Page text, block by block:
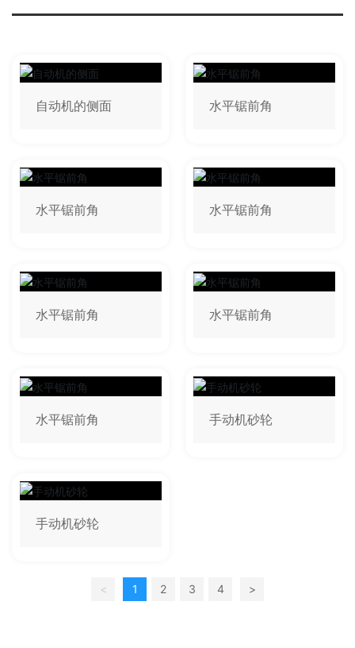
自动机的侧面 水平锯前角
水平锯前角 水平锯前角
水平锯前角 水平锯前角
水平锯前角 手动机砂轮
手动机砂轮
< 1 2 3 4 >